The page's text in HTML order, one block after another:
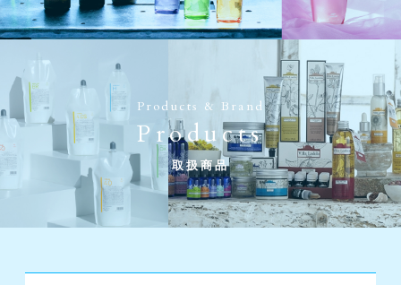
Products & Brand
Products
取扱商品